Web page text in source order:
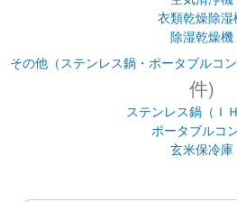
IH調理器
空調・季節・生活家電（ふとん乾燥機
(167件)
加湿器
ふとん乾燥
空気清浄機